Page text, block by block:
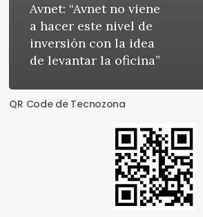
Avnet: “Avnet no viene
a hacer este nivel de
inversión con la idea
de levantar la oficina”
QR Code de Tecnozona